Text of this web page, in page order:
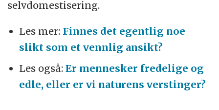
selvdomestisering.
Les mer:Finnes det egentlig noe
slikt som et vennlig ansikt?
Les også:Er mennesker fredelige og
edle, eller er vi naturens verstinger?